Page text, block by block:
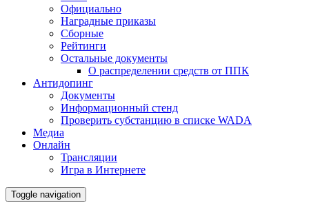
Официально
Наградные приказы
Сборные
Рейтинги
Остальные документы
О распределении средств от ППК
Антидопинг
Документы
Информационный стенд
Проверить субстанцию в списке WADA
Медиа
Онлайн
Трансляции
Игра в Интернете
Toggle navigation